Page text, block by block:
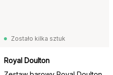
Zostało kilka sztuk
Royal Doulton